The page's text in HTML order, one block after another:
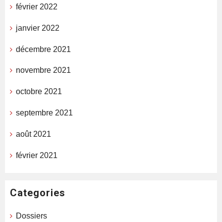
février 2022
janvier 2022
décembre 2021
novembre 2021
octobre 2021
septembre 2021
août 2021
février 2021
Categories
Dossiers